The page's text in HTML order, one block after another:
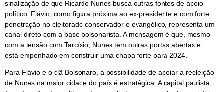
sinalização de que Ricardo Nunes busca outras fontes de apoio
político. Flávio, como figura próxima ao ex-presidente e com forte
penetração no eleitorado conservador e evangélico, representa um
canal direto com a base bolsonarista. A mensagem é que, mesmo
com a tensão com Tarcísio, Nunes tem outras portas abertas e
está empenhado em construir uma chapa forte para 2024.
Para Flávio e o clã Bolsonaro, a possibilidade de apoiar a reeleição
de Nunes na maior cidade do país é estratégica. A capital paulista